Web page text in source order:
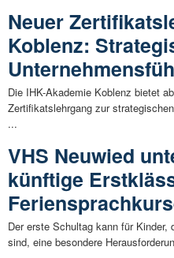
Neuer
Koblenz:
Die IHK-Akademie Koblenz bietet
Zertifikatslehrgang zur
...
VHS Neuwied
künftige
Der erste Schultag kann für Kinder,
sind, eine besondere